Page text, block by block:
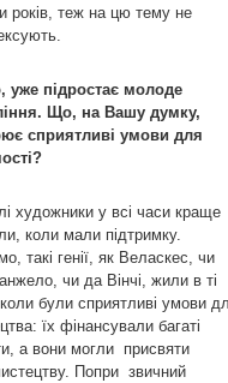
років, теж на цю тему не
уже підростає молоде
Що, на Вашу думку,
сприятливі умови для
художники у всі часи краще
коли мали підтримку.
такі генії, як Веласкес, чи
чи да Вінчі, жили в ті
були сприятливі умови
їх фінансували багаті
а вони могли присвяти
Попри звичний